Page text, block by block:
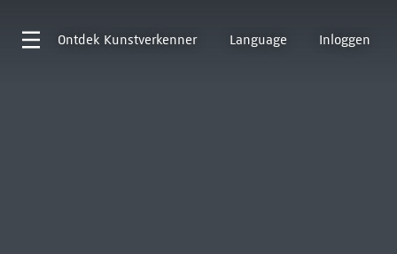
Ontdek Kunstverkenner Language Inloggen